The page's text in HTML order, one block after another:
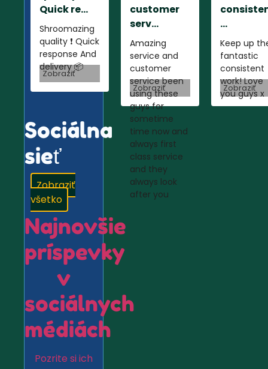
Quick re...
Shroomazing
quality ❗️ Quick
response And
delivery 📦
Zobraziť
customer
serv...
Amazing
service and
customer
service been
using these
guys for
sometime
time now and
always first
class service
and they
always look
after you
Zobraziť
...
Keep up
fantastic
consistent
work! Love
you guys x
Zobraziť
Sociálna
sieť
Zobraziť
všetko
Najnovšie
príspevky
v
sociálnych
médiách
Pozrite si ich